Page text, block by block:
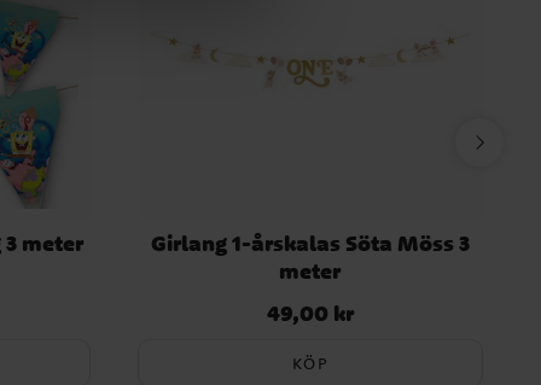
meter
Girlang 1-årskalas Söta Möss 3
meter
Pris:49,00 kr
49,00 kr
KÖP